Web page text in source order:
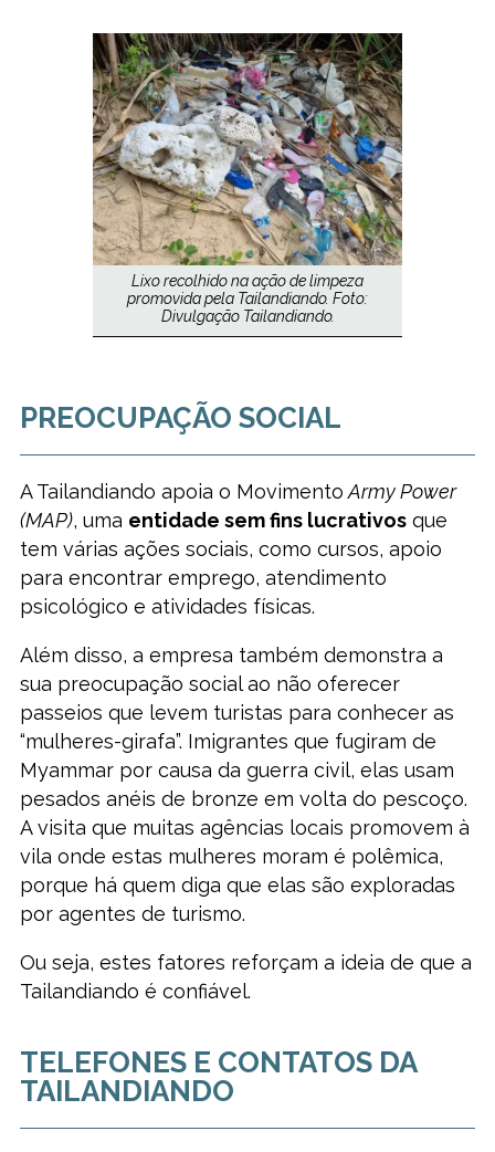
Lixo recolhido na ação de limpeza
promovida pela Tailandiando. Foto:
Divulgação Tailandiando.
PREOCUPAÇÃO SOCIAL
A Tailandiando apoia o MovimentoArmy Power
(MAP), uma entidade sem fins lucrativosque
tem várias ações sociais, como cursos, apoio
para encontrar emprego, atendimento
psicológico e atividades físicas.
Além disso, a empresa também demonstra a
sua preocupação social ao não oferecer
passeios que levem turistas para conhecer as
“mulheres-girafa”. Imigrantes que fugiram de
Myammar por causa da guerra civil, elas usam
pesados anéis de bronze em volta do pescoço.
A visita que muitas agências locais promovem à
vila onde estas mulheres moram é polêmica,
porque há quem diga que elas são exploradas
por agentes de turismo.
Ou seja, estes fatores reforçam a ideia de que a
Tailandiando é confiável.
TELEFONES E CONTATOS DA
TAILANDIANDO